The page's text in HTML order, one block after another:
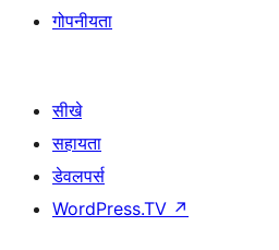
गोपनीयता
सीखे
सहायता
डेवलपर्स
WordPress.TV ↗